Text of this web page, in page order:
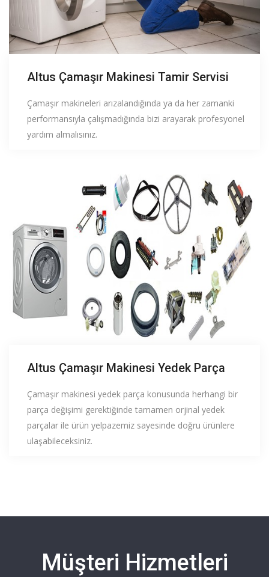
Altus Çamaşır Makinesi Tamir Servisi
Çamaşır makineleri arızalandığında ya da her zamanki
performansıyla çalışmadığında bizi arayarak profesyonel
yardım almalısınız.
Altus Çamaşır Makinesi Yedek Parça
Çamaşır makinesi yedek parça konusunda herhangi bir
parça değişimi gerektiğinde tamamen orjinal yedek
parçalar ile ürün yelpazemiz sayesinde doğru ürünlere
ulaşabileceksiniz.
Müşteri Hizmetleri